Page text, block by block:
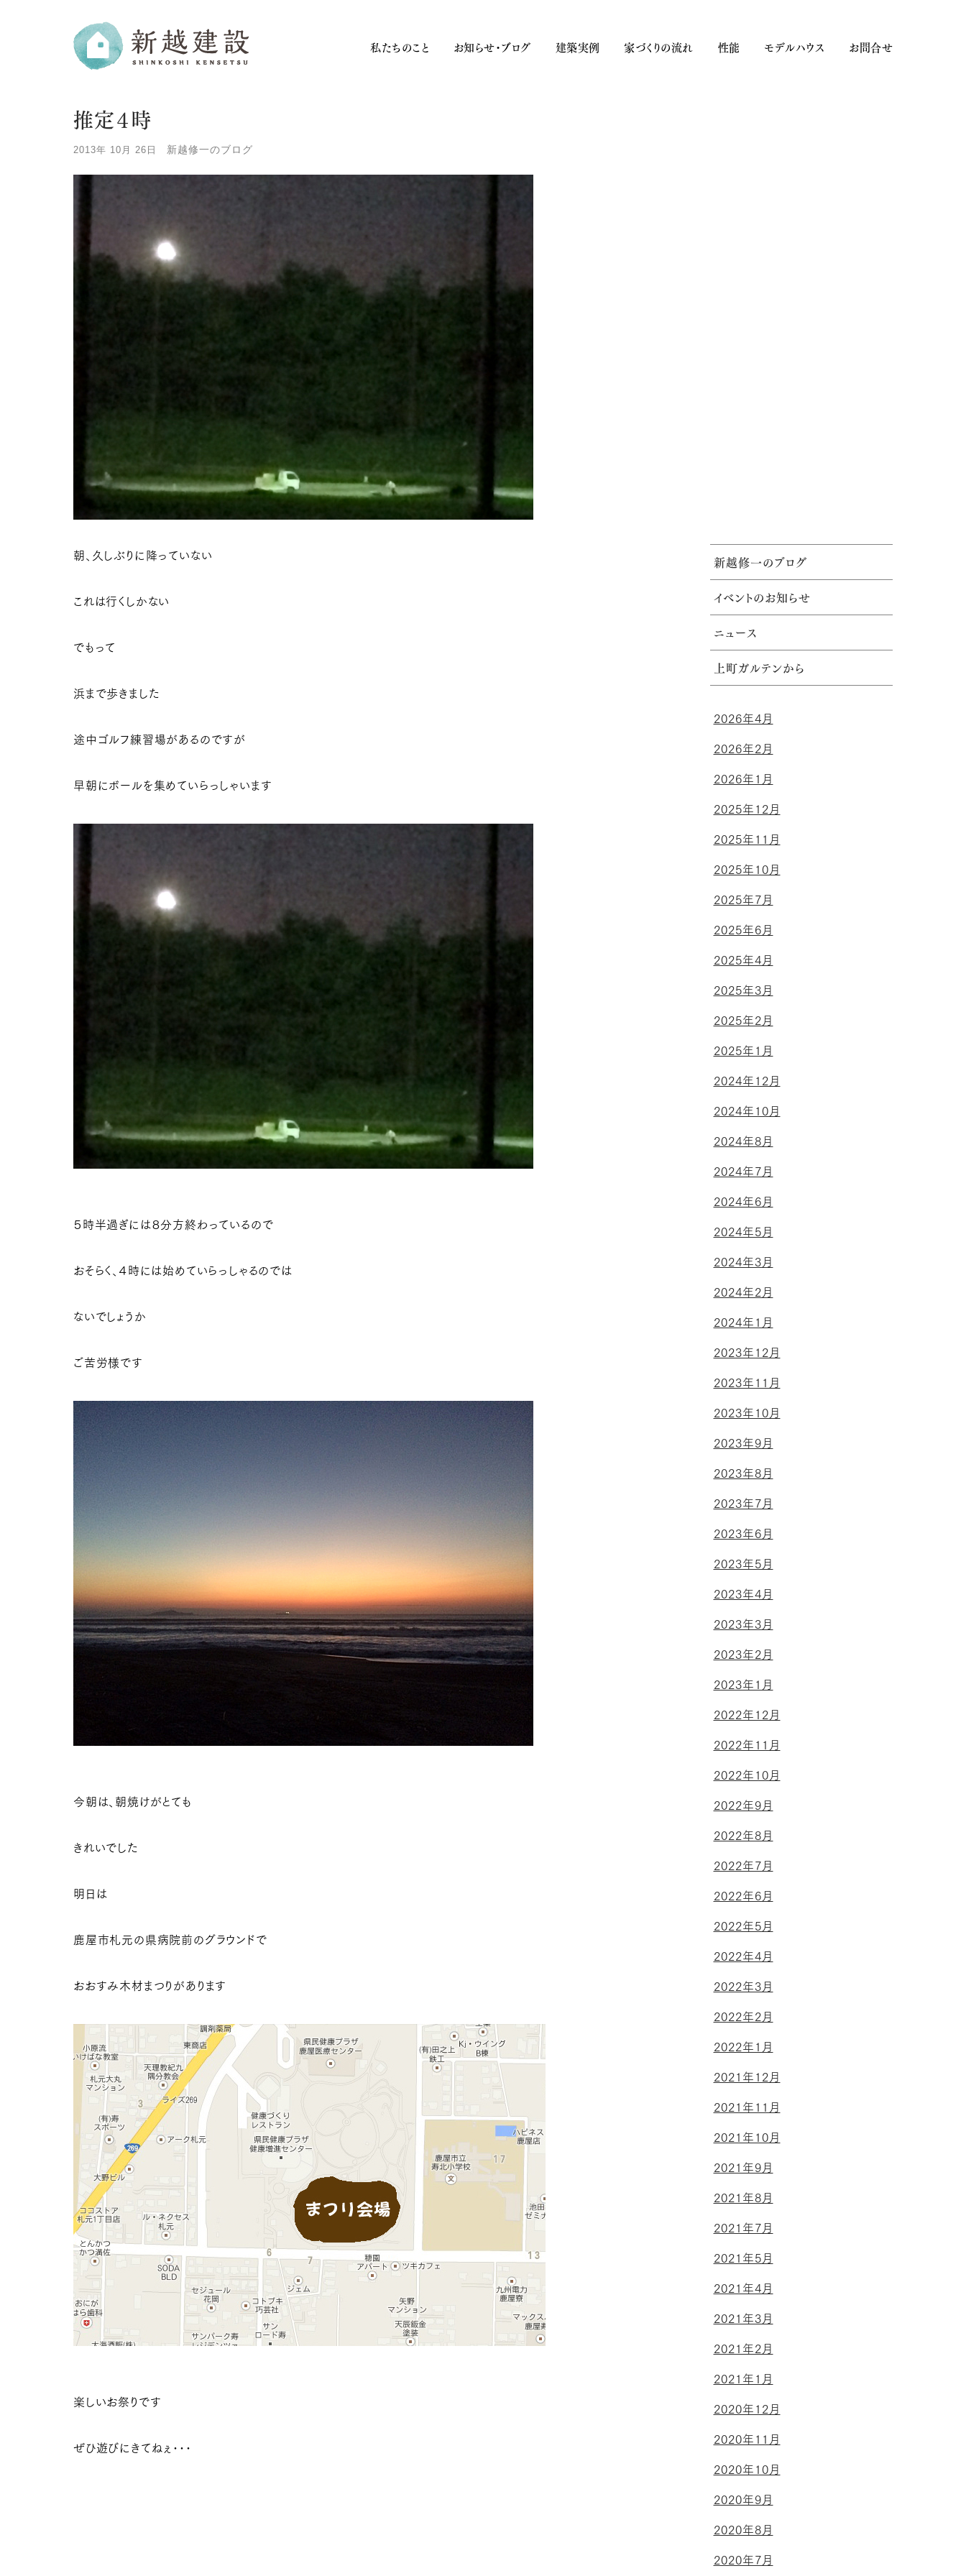
私たちのこと お知らせ・ブログ 建築実例 家づくりの流れ 性能 モデルハウス お問合せ
推定４時
2013年 10月 26日 新越修一のブログ
朝、久しぶりに降っていない
これは行くしかない
でもって
浜まで歩きました
途中ゴルフ練習場があるのですが
早朝にボールを集めていらっしゃいます
５時半過ぎには８分方終わっているので
おそらく、４時には始めていらっしゃるのでは
ないでしょうか
ご苦労様です
今朝は、朝焼けがとても
きれいでした
明日は
鹿屋市札元の県病院前のグラウンドで
おおすみ木材まつりがあります
楽しいお祭りです
ぜひ遊びにきてねぇ･･･
新越修一のブログ
イベントのお知らせ
ニュース
上町ガルテンから
2026年4月
2026年2月
2026年1月
2025年12月
2025年11月
2025年10月
2025年7月
2025年6月
2025年4月
2025年3月
2025年2月
2025年1月
2024年12月
2024年10月
2024年8月
2024年7月
2024年6月
2024年5月
2024年3月
2024年2月
2024年1月
2023年12月
2023年11月
2023年10月
2023年9月
2023年8月
2023年7月
2023年6月
2023年5月
2023年4月
2023年3月
2023年2月
2023年1月
2022年12月
2022年11月
2022年10月
2022年9月
2022年8月
2022年7月
2022年6月
2022年5月
2022年4月
2022年3月
2022年2月
2022年1月
2021年12月
2021年11月
2021年10月
2021年9月
2021年8月
2021年7月
2021年5月
2021年4月
2021年3月
2021年2月
2021年1月
2020年12月
2020年11月
2020年10月
2020年9月
2020年8月
2020年7月